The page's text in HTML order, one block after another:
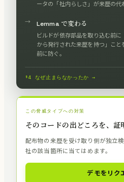
ータの「社内らしさ」が来歴の代
→ Lemma で変わる
ビルドが依存部品を取り込む前
から発行された来歴を持つ」こ
前に防ぐ。
§4 なぜ止まらなかったか →
この脅威タイプへの対策
そのコードの出どころを、証
配布物の来歴を受け取り側が独立
社の該当箇所に当てはめます。
デモをリク